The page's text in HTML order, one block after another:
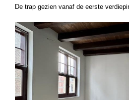
De trap gezien vanaf de eerste